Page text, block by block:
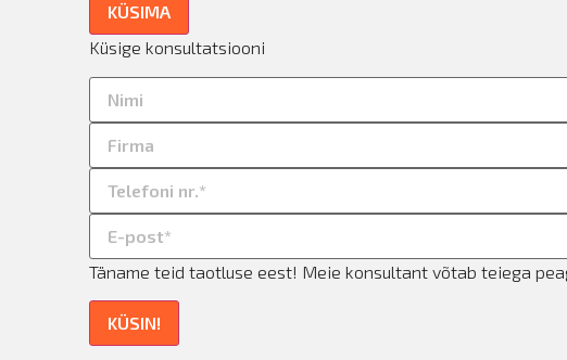
KÜSIMA
Küsige konsultatsiooni
Täname teid taotluse eest! Meie konsultant võtab teiega
KÜSIN!